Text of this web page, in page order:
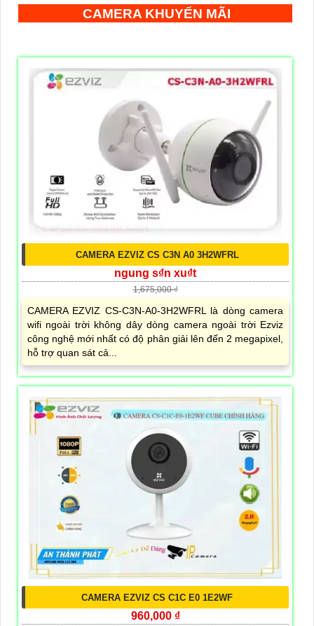
CAMERA KHUYẾN MÃI
CAMERA EZVIZ CS C3N A0 3H2WFRL
ngung s₫n xu₫t
1,675,000 ₫
CAMERA EZVIZ CS-C3N-A0-3H2WFRL là dòng camera
wifi ngoài trời không dây dòng camera ngoài trời Ezviz
công nghệ mới nhất có độ phân giải lên đến 2 megapixel,
hỗ trợ quan sát cả...
CAMERA EZVIZ CS C1C E0 1E2WF
960,000 ₫